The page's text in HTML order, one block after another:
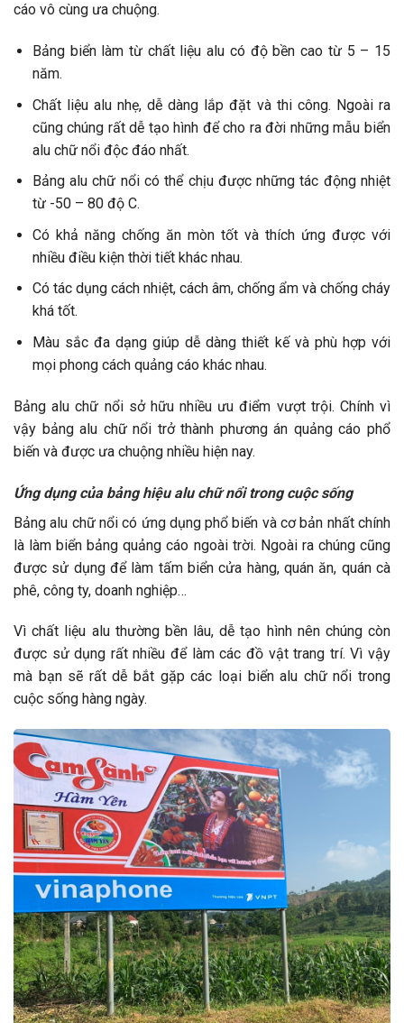
cáo vô cùng ưa chuộng.
Bảng biển làm từ chất liệu alu có độ bền cao từ 5 – 15
năm.
Chất liệu alu nhẹ, dễ dàng lắp đặt và thi công. Ngoài ra
cũng chúng rất dễ tạo hình để cho ra đời những mẫu biển
alu chữ nổi độc đáo nhất.
Bảng alu chữ nổi có thể chịu được những tác động nhiệt
từ -50 – 80 độ C.
Có khả năng chống ăn mòn tốt và thích ứng được với
nhiều điều kiện thời tiết khác nhau.
Có tác dụng cách nhiệt, cách âm, chống ẩm và chống cháy
khá tốt.
Màu sắc đa dạng giúp dễ dàng thiết kế và phù hợp với
mọi phong cách quảng cáo khác nhau.
Bảng alu chữ nổi sở hữu nhiều ưu điểm vượt trội. Chính vì
vậy bảng alu chữ nổi trở thành phương án quảng cáo phổ
biến và được ưa chuộng nhiều hiện nay.
Ứng dụng của bảng hiệu alu chữ nổi trong cuộc sống
Bảng alu chữ nổi có ứng dụng phổ biến và cơ bản nhất chính
là làm biển bảng quảng cáo ngoài trời. Ngoài ra chúng cũng
được sử dụng để làm tấm biển cửa hàng, quán ăn, quán cà
phê, công ty, doanh nghiệp…
Vì chất liệu alu thường bền lâu, dễ tạo hình nên chúng còn
được sử dụng rất nhiều để làm các đồ vật trang trí. Vì vậy
mà bạn sẽ rất dễ bắt gặp các loại biển alu chữ nổi trong
cuộc sống hàng ngày.